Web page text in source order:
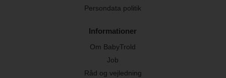
Persondata politik
Informationer
Om BabyTrold
Job
Råd og vejledning